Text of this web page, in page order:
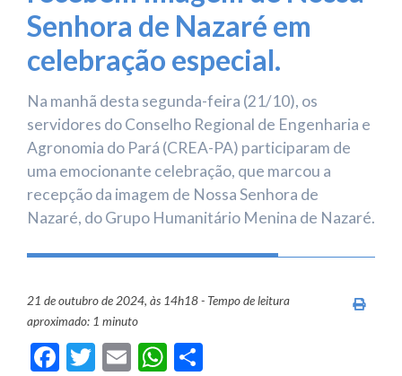
Senhora de Nazaré em
celebração especial.
Na manhã desta segunda-feira (21/10), os
servidores do Conselho Regional de Engenharia e
Agronomia do Pará (CREA-PA) participaram de
uma emocionante celebração, que marcou a
recepção da imagem de Nossa Senhora de
Nazaré, do Grupo Humanitário Menina de Nazaré.
21 de outubro de 2024, às 14h18 - Tempo de leitura
aproximado: 1 minuto
Facebook
Twitter
EmailWhatsApp